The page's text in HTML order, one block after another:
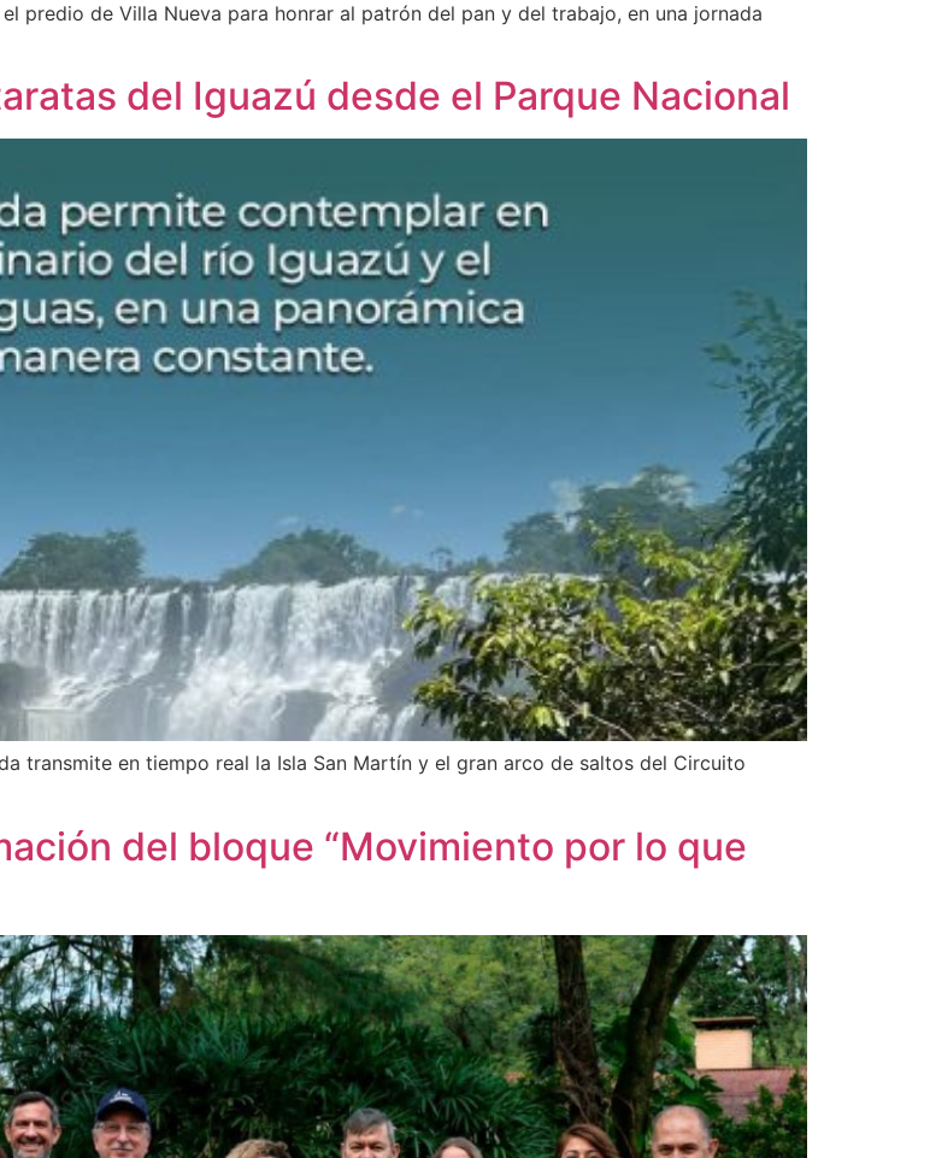
predio de Villa Nueva para honrar al patrón del pan y del trabajo, en una jornada
del Iguazú desde el Parque Nacional
transmite en tiempo real la Isla San Martín y el gran arco de saltos del Circuito
del bloque “Movimiento por lo que